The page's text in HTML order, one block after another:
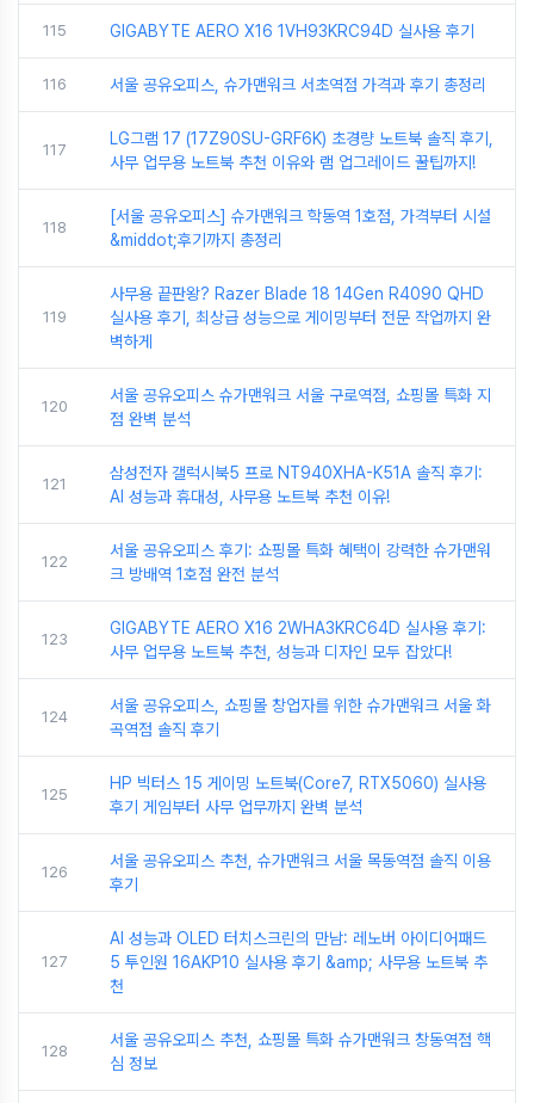
115 GIGABYTE AERO X16 1VH93KRC94D 실사용 후기
116 서울 공유오피스, 슈가맨워크 서초역점 가격과 후기 총정리
117
LG그램 17 (17Z90SU-GRF6K) 초경량 노트북 솔직 후기,
사무 업무용 노트북 추천 이유와 램 업그레이드 꿀팁까지!
118
[서울 공유오피스] 슈가맨워크 학동역 1호점, 가격부터 시설
&middot;후기까지 총정리
119
사무용 끝판왕? Razer Blade 18 14Gen R4090 QHD
실사용 후기, 최상급 성능으로 게이밍부터 전문 작업까지 완
벽하게
120
서울 공유오피스 슈가맨워크 서울 구로역점, 쇼핑몰 특화 지
점 완벽 분석
121
삼성전자 갤럭시북5 프로 NT940XHA-K51A 솔직 후기:
AI 성능과 휴대성, 사무용 노트북 추천 이유!
122
서울 공유오피스 후기: 쇼핑몰 특화 혜택이 강력한 슈가맨워
크 방배역 1호점 완전 분석
123
GIGABYTE AERO X16 2WHA3KRC64D 실사용 후기:
사무 업무용 노트북 추천, 성능과 디자인 모두 잡았다!
124
서울 공유오피스, 쇼핑몰 창업자를 위한 슈가맨워크 서울 화
곡역점 솔직 후기
125
HP 빅터스 15 게이밍 노트북(Core7, RTX5060) 실사용
후기 게임부터 사무 업무까지 완벽 분석
126
서울 공유오피스 추천, 슈가맨워크 서울 목동역점 솔직 이용
후기
127
AI 성능과 OLED 터치스크린의 만남: 레노버 아이디어패드
5 투인원 16AKP10 실사용 후기 &amp; 사무용 노트북 추
천
128
서울 공유오피스 추천, 쇼핑몰 특화 슈가맨워크 창동역점 핵
심 정보